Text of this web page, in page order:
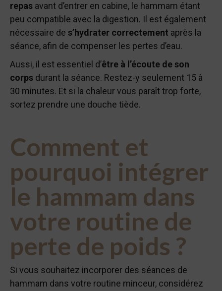
repas avant d’entrer en cabine, le hammam étant
peu compatible avec la digestion. Il est également
nécessaire de s’hydrater correctement après la
séance, afin de compenser les pertes d’eau.
Aussi, il est essentiel d’être à l’écoute de son
corps durant la séance. Restez-y seulement 15 à
30 minutes. Et si la chaleur vous paraît trop forte,
sortez prendre une douche tiède.
Comment et
pourquoi intégrer
le hammam dans
votre routine de
perte de poids ?
Si vous souhaitez incorporer des séances de
hammam dans votre routine minceur, considérez